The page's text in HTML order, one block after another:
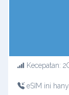
Kecepatan:
eSIM ini